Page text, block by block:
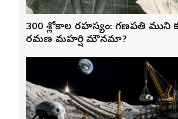
300 శ్లోకాల రహస్యం: గణపతి
రమణ మహర్షి మౌనమా?